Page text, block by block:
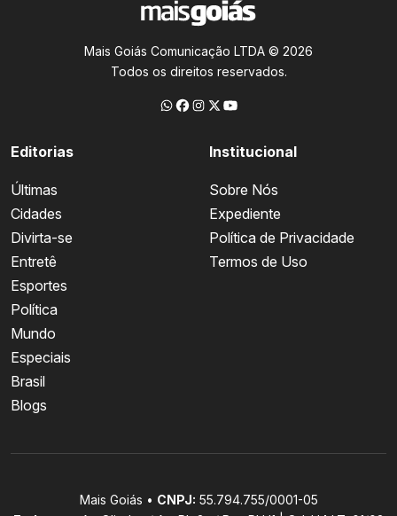
Mais Goiás Comunicação LTDA © 2026
Todos os direitos reservados.
Editorias
Últimas
Cidades
Divirta-se
Entretê
Esportes
Política
Mundo
Especiais
Brasil
Blogs
Institucional
Sobre Nós
Expediente
Política de Privacidade
Termos de Uso
Mais Goiás • CNPJ: 55.794.755/0001-05